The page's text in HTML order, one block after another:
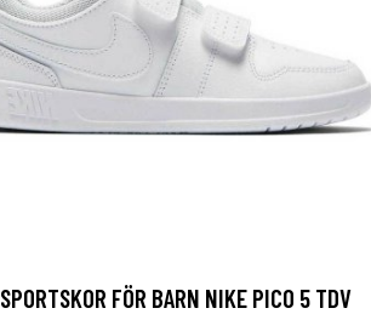
SPORTSKOR FÖR BARN NIKE PICO 5 TDV